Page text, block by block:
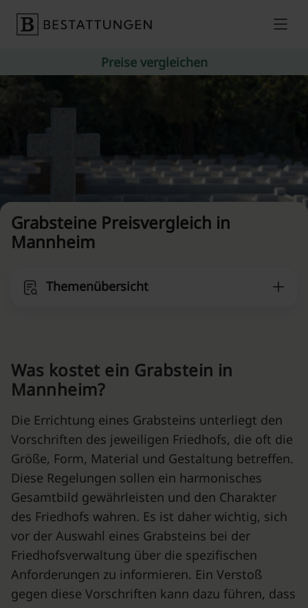
Preise vergleichen
Grabsteine Preisvergleich in
Mannheim
Themenübersicht
Was kostet ein Grabstein in
Mannheim?
Die Errichtung eines Grabsteins unterliegt den
Vorschriften des jeweiligen Friedhofs, die oft die
Größe, Form, Material und Gestaltung betreffen.
Diese Regelungen sollen ein harmonisches
Gesamtbild gewährleisten und den Charakter
des Friedhofs wahren. Es ist daher wichtig, sich
vor der Auswahl eines Grabsteins bei der
Friedhofsverwaltung über die spezifischen
Anforderungen zu informieren. Ein Verstoß
gegen diese Vorschriften kann dazu führen, dass